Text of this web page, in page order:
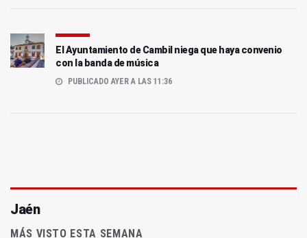
El Ayuntamiento de Cambil niega que haya convenio
con la banda de música
PUBLICADO AYER A LAS 11:36
Jaén
MÁS VISTO ESTA SEMANA